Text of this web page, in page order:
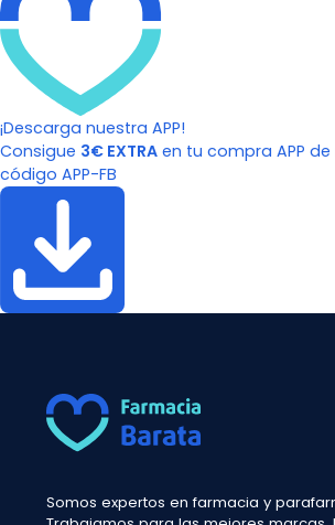
¡Descarga nuestra APP!
Consigue 3€ EXTRA en tu compra APP
código APP-FB
Somos expertos en farmacia y